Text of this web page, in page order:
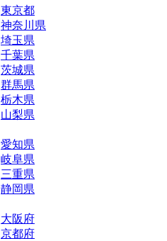
東京都
神奈川県
埼玉県
千葉県
茨城県
群馬県
栃木県
山梨県
愛知県
岐阜県
三重県
静岡県
大阪府
京都府